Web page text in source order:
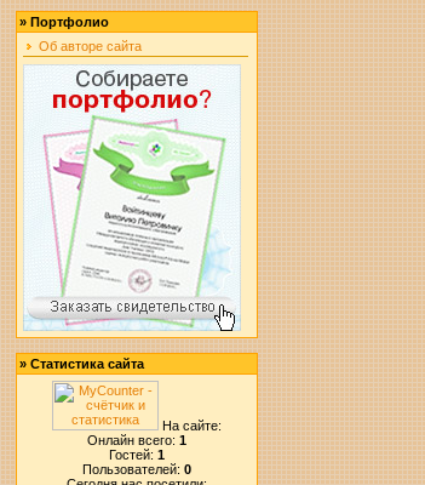
»Портфолио
Об авторе сайта
»Статистика сайта
На сайте:
Онлайн всего:1
Гостей:1
Пользователей:0